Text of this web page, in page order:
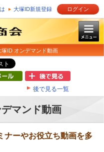
大塚ID新規登録 ログイン
塚ID オンデマンド動画
後で見る一覧
マンド動画
ナーやお役立ち動画を多